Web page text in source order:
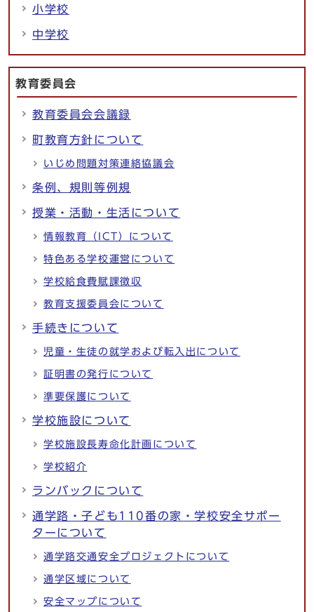
小学校
中学校
教育委員会
教育委員会会議録
町教育方針について
いじめ問題対策連絡協議会
条例、規則等例規
授業・活動・生活について
情報教育（ICT）について
特色ある学校運営について
学校給食費賦課徴収
教育支援委員会について
手続きについて
児童・生徒の就学および転入出について
証明書の発行について
準要保護について
学校施設について
学校施設長寿命化計画について
学校紹介
ランバックについて
通学路・子ども110番の家・学校安全サポー
ターについて
通学路交通安全プロジェクトについて
通学区域について
安全マップについて